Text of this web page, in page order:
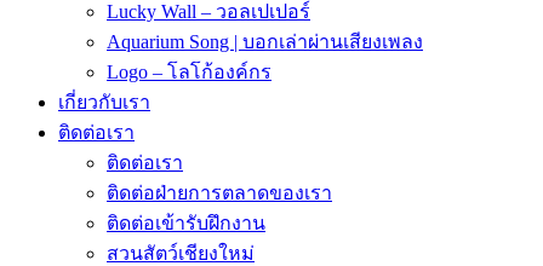
Lucky Wall – วอลเปเปอร์
Aquarium Song | บอกเล่าผ่านเสียงเพลง
Logo – โลโก้องค์กร
เกี่ยวกับเรา
ติดต่อเรา
ติดต่อเรา
ติดต่อฝ่ายการตลาดของเรา
ติดต่อเข้ารับฝึกงาน
สวนสัตว์เชียงใหม่